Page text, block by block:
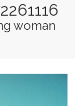
woman